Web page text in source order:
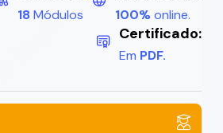
18 Módulos 100%online.
Certificado:
Em PDF.